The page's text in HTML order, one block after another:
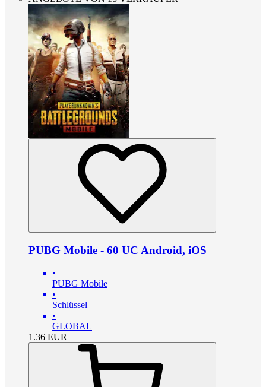
PUBG Mobile - 60 UC Android, iOS
•
PUBG Mobile
•
Schlüssel
•
GLOBAL
1.36 EUR